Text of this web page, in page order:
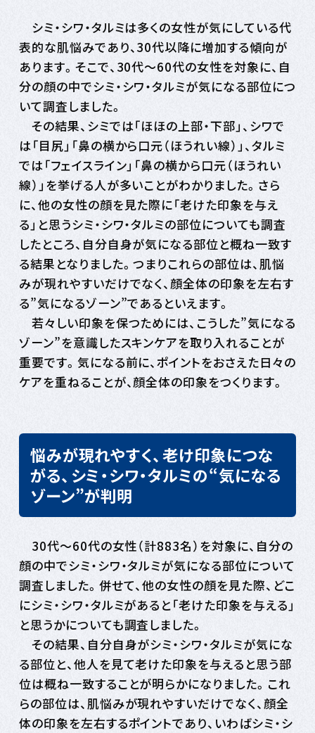
シミ・シワ・タルミは多くの女性が気にしている代
表的な肌悩みであり、30代以降に増加する傾向が
あります。そこで、30代～60代の女性を対象に、自
分の顔の中でシミ・シワ・タルミが気になる部位につ
いて調査しました。
その結果、シミでは「ほほの上部・下部」、シワで
は「目尻」「鼻の横から口元（ほうれい線）」、タルミ
では「フェイスライン」「鼻の横から口元（ほうれい
線）」を挙げる人が多いことがわかりました。さら
に、他の女性の顔を見た際に「老けた印象を与え
る」と思うシミ・シワ・タルミの部位についても調査
したところ、自分自身が気になる部位と概ね一致す
る結果となりました。つまりこれらの部位は、肌悩
みが現れやすいだけでなく、顔全体の印象を左右す
る”気になるゾーン”であるといえます。
若々しい印象を保つためには、こうした”気になる
ゾーン”を意識したスキンケアを取り入れることが
重要です。気になる前に、ポイントをおさえた日々の
ケアを重ねることが、顔全体の印象をつくります。
悩みが現れやすく、老け印象につな
がる、シミ・シワ・タルミの“気になる
ゾーン”が判明
30代～60代の女性（計883名）を対象に、自分の
顔の中でシミ・シワ・タルミが気になる部位について
調査しました。併せて、他の女性の顔を見た際、どこ
にシミ・シワ・タルミがあると「老けた印象を与える」
と思うかについても調査しました。
その結果、自分自身がシミ・シワ・タルミが気にな
る部位と、他人を見て老けた印象を与えると思う部
位は概ね一致することが明らかになりました。これ
らの部位は、肌悩みが現れやすいだけでなく、顔全
体の印象を左右するポイントであり、いわばシミ・シ